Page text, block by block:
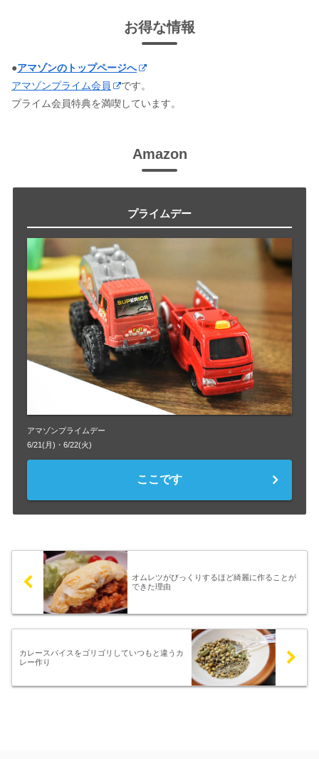
お得な情報
●アマゾンのトップページへ
アマゾンプライム会員
です。
プライム会員特典を満喫しています。
Amazon
プライムデー
アマゾンプライムデー
6/21(月)・6/22(火)
ここです
オムレツがびっくりするほど綺麗に作ることが
できた理由
カレースパイスをゴリゴリしていつもと違うカ
レー作り